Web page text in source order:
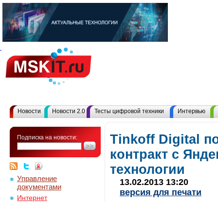
Новости Новости 2.0 Тесты цифровой техники Интервью
Подписка на новости:
Управление
документами
Интернет
Tinkoff Digital
контракт с
технологии
13.02.2013 13:20
версия для печати